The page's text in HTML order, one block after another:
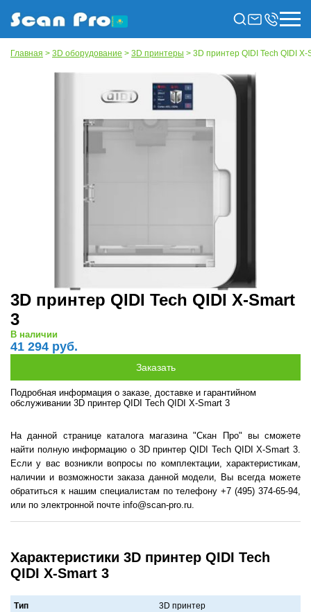
Главная > 3D оборудование > 3D принтеры > 3D принтер QIDI Tech QIDI X-
3D принтер QIDI Tech QIDI X-Smart
3
В наличии
41 294 руб.
Подробная информация о заказе, доставке и гарантийном
обслуживании 3D принтер QIDI Tech QIDI X-Smart 3
На данной странице каталога магазина "Скан Про" вы сможете
найти полную информацию о 3D принтер QIDI Tech QIDI X-Smart 3.
Если у вас возникли вопросы по комплектации, характеристикам,
наличии и возможности заказа данной модели, Вы всегда можете
обратиться к нашим специалистам по телефону +7 (495) 374-65-94,
или по электронной почте info@scan-pro.ru.
Характеристики 3D принтер QIDI Tech
QIDI X-Smart 3
Тип 3D принтер